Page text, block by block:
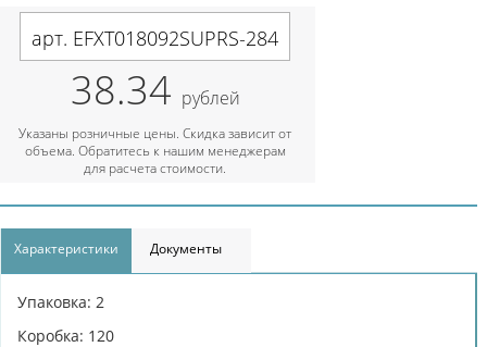
арт. EFXT018092SUPRS-284
38.34 рублей
Указаны розничные цены. Скидка зависит от
объема. Обратитесь к нашим менеджерам
для расчета стоимости.
Характеристики Документы
Упаковка: 2
Коробка: 120